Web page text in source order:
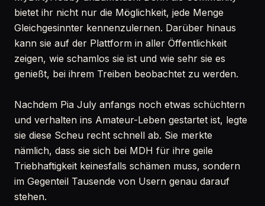
bietet ihr nicht nur die Möglichkeit, jede Menge
Gleichgesinnter kennenzulernen. Darüber hinaus
kann sie auf der Plattform in aller Öffentlichkeit
zeigen, wie schamlos sie ist und wie sehr sie es
genießt, bei ihrem Treiben beobachtet zu werden.
Nachdem Pia July anfangs noch etwas schüchtern
und verhalten ins Amateur-Leben gestartet ist, legte
sie diese Scheu recht schnell ab. Sie merkte
nämlich, dass sie sich bei MDH für ihre geile
Triebhaftigkeit keinesfalls schämen muss, sondern
im Gegenteil Tausende von Usern genau darauf
stehen.